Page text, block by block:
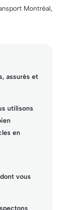
Montréal,
assurés et
utilisons
en
vous